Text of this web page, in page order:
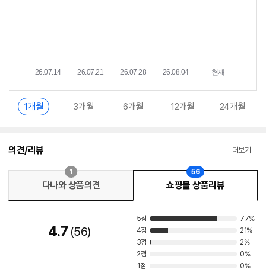
1개월 3개월 6개월 12개월 24개월
의견/리뷰 더보기
다나와 상품의견
1
쇼핑몰 상품리뷰
56
4.7 56
5점
77%
4점
21%
3점
2%
2점
0%
1점
0%